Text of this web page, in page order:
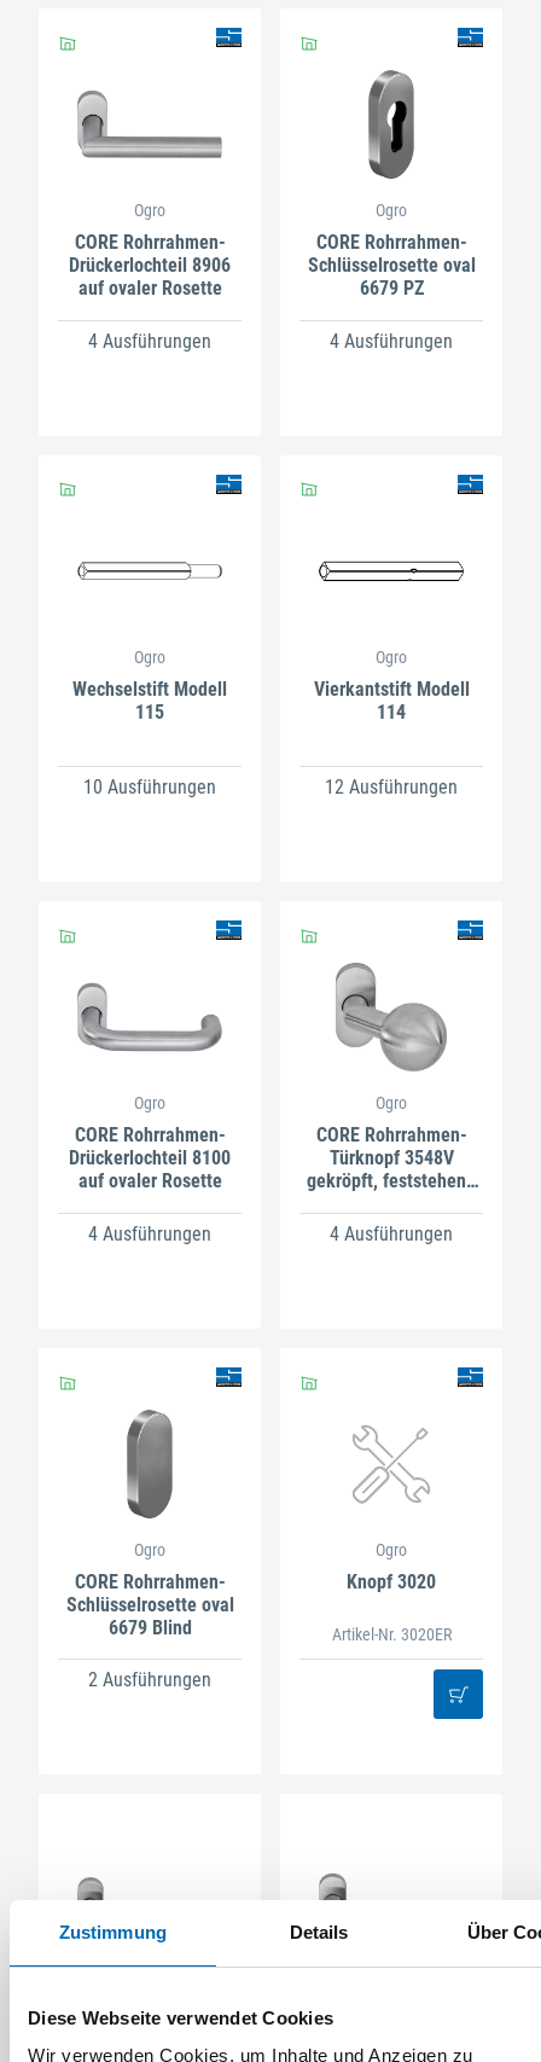
Zustimmung Details Über
Diese Webseite verwendet Cookies
Wir verwenden Cookies, um Inhalte und Anzeigen zu
Ogro
CORE Rohrrahmen-
Drückerlochteil 8906
auf ovaler Rosette
4 Ausführungen
Ogro
CORE Rohrrahmen-
Schlüsselrosette oval
6679 PZ
4 Ausführungen
Ogro
Wechselstift Modell
115
10 Ausführungen
Ogro
Vierkantstift Modell
114
12 Ausführungen
Ogro
CORE Rohrrahmen-
Drückerlochteil 8100
auf ovaler Rosette
4 Ausführungen
Ogro
CORE Rohrrahmen-
Türknopf 3548V
gekröpft, feststehend
4 Ausführungen
Ogro
CORE Rohrrahmen-
Schlüsselrosette oval
6679 Blind
2 Ausführungen
Ogro
Knopf 3020
Artikel-Nr. 3020ER
CORE Rohrrahmen-
Drückerlochteil 8907A
CORE Rohrrahmen-
Drückerlochteil 8999A